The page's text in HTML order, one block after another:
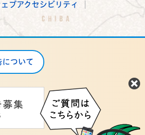
ェブアクセシビリティ
について